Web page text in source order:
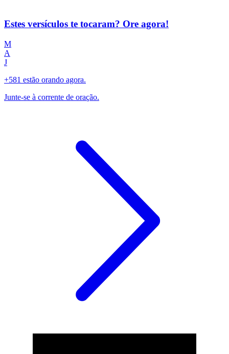
Estes versículos te tocaram? Ore agora!
M
A
J
+581 estão orando agora.
Junte-se à corrente de oração.